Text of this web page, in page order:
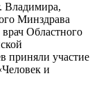
Владимира,
Минздрава
Областного
приняли участие
и